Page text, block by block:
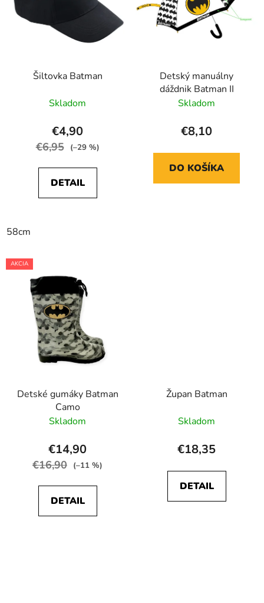
Šiltovka Batman
Skladom
€4,90
€6,95 (–29 %)
DETAIL
58cm
Detský manuálny
dáždnik Batman II
Skladom
€8,10
DO KOŠÍKA
AKCIA
Detské gumáky Batman
Camo
Skladom
€14,90
€16,90 (–11 %)
DETAIL
Župan Batman
Skladom
€18,35
DETAIL
v